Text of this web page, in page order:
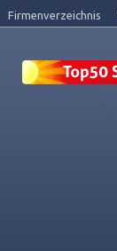
Firmenverzeichnis